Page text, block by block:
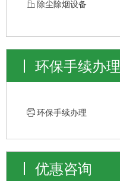
优惠咨询
ꀶ 除尘除烟设备
环保手续办理
ꁧ 环保手续办理